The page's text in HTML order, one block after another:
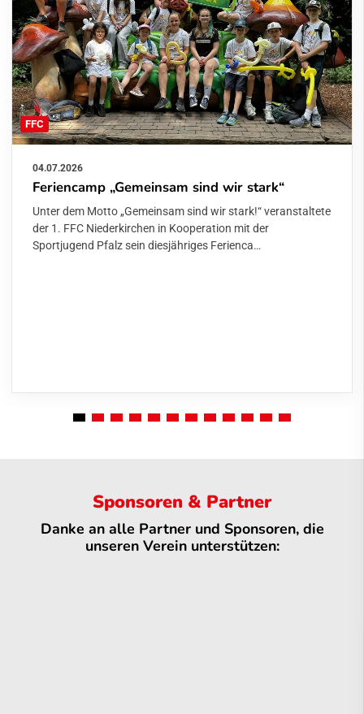
FFC
04.07.2026
Feriencamp „Gemeinsam sind wir stark“
Unter dem Motto „Gemeinsam sind wir stark!“ veranstaltete
der 1. FFC Niederkirchen in Kooperation mit der
Sportjugend Pfalz sein diesjähriges Ferienca…
Sponsoren & Partner
Danke an alle Partner und Sponsoren, die
unseren Verein unterstützen: